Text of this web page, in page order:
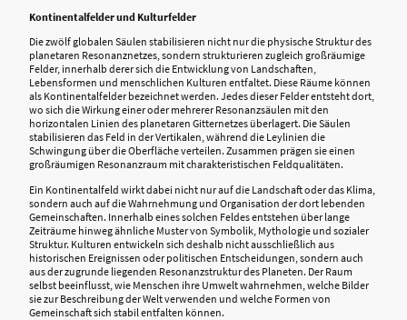
Kontinentalfelder und Kulturfelder
Die zwölf globalen Säulen stabilisieren nicht nur die physische Struktur des
planetaren Resonanznetzes, sondern strukturieren zugleich großräumige
Felder, innerhalb derer sich die Entwicklung von Landschaften,
Lebensformen und menschlichen Kulturen entfaltet. Diese Räume können
als Kontinentalfelder bezeichnet werden. Jedes dieser Felder entsteht dort,
wo sich die Wirkung einer oder mehrerer Resonanzsäulen mit den
horizontalen Linien des planetaren Gitternetzes überlagert. Die Säulen
stabilisieren das Feld in der Vertikalen, während die Leylinien die
Schwingung über die Oberfläche verteilen. Zusammen prägen sie einen
großräumigen Resonanzraum mit charakteristischen Feldqualitäten.
Ein Kontinentalfeld wirkt dabei nicht nur auf die Landschaft oder das Klima,
sondern auch auf die Wahrnehmung und Organisation der dort lebenden
Gemeinschaften. Innerhalb eines solchen Feldes entstehen über lange
Zeiträume hinweg ähnliche Muster von Symbolik, Mythologie und sozialer
Struktur. Kulturen entwickeln sich deshalb nicht ausschließlich aus
historischen Ereignissen oder politischen Entscheidungen, sondern auch
aus der zugrunde liegenden Resonanzstruktur des Planeten. Der Raum
selbst beeinflusst, wie Menschen ihre Umwelt wahrnehmen, welche Bilder
sie zur Beschreibung der Welt verwenden und welche Formen von
Gemeinschaft sich stabil entfalten können.